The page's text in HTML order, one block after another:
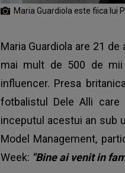
Maria Guardiola este fiica lui
Maria Guardiola are 21
mai mult de 500 de
influencer. Presa
fotbalistul Dele Alli
inceputul acestui an sub
Model Management,
Week: "Bine ai venit in